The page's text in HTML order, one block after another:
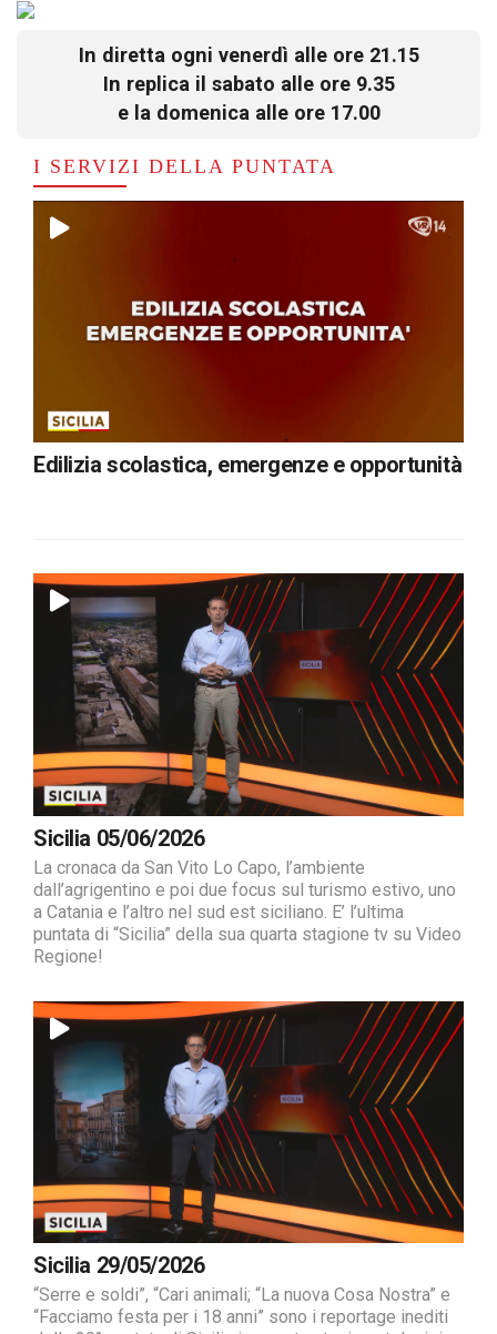
In diretta ogni venerdì alle ore 21.15
In replica il sabato alle ore 9.35
e la domenica alle ore 17.00
I SERVIZI DELLA PUNTATA
Edilizia scolastica, emergenze e opportunità
Sicilia 05/06/2026
La cronaca da San Vito Lo Capo, l’ambiente
dall’agrigentino e poi due focus sul turismo estivo, uno
a Catania e l’altro nel sud est siciliano. E’ l’ultima
puntata di “Sicilia” della sua quarta stagione tv su Video
Regione!
Sicilia 29/05/2026
“Serre e soldi”, “Cari animali; “La nuova Cosa Nostra” e
“Facciamo festa per i 18 anni” sono i reportage inediti